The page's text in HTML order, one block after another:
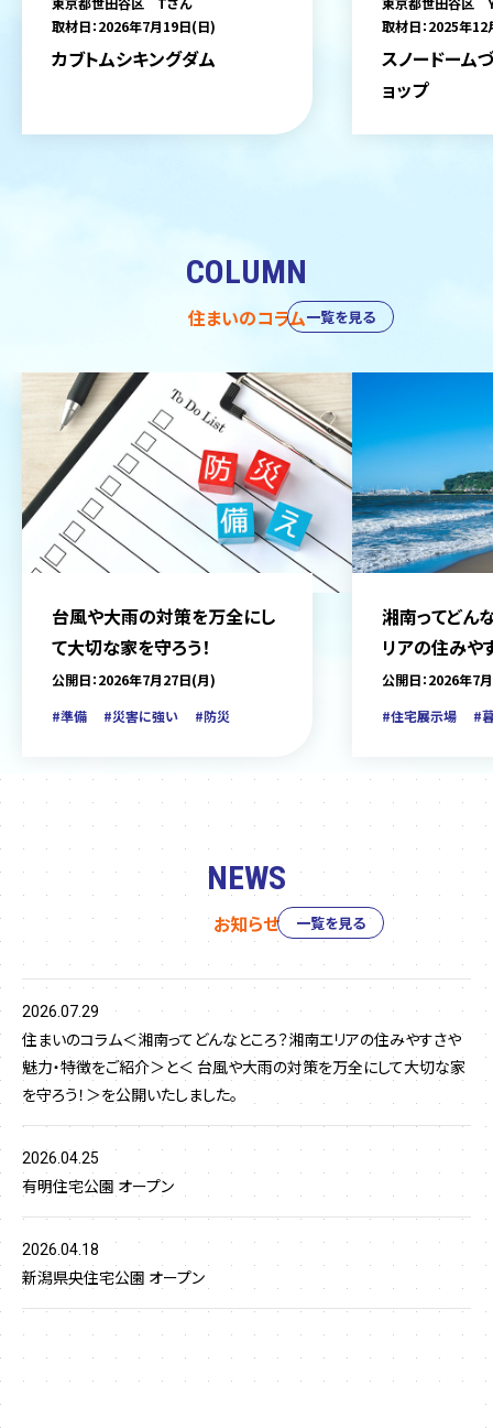
取材日：2026年7月19日(日)
カブトムシキングダム
取材日：2025年
スノードーム
ョップ
COLUMN
住まいのコラム
台風や大雨の対策を万全にし
て大切な家を守ろう！
公開日：2026年7月27日(月)
#準備
#災害に強い #防災
湘南ってどん
リアの住みや
をご紹介
公開日：2026年7
#住宅展示場
#
一覧を見る
NEWS
お知らせ
2026.07.29
住まいのコラム＜湘南ってどんなところ？湘南エリアの住みやすさや
魅力・特徴をご紹介＞と＜ 台風や大雨の対策を万全にして大切な家
を守ろう！＞を公開いたしました。
2026.04.25
有明住宅公園 オープン
2026.04.18
新潟県央住宅公園 オープン
一覧を見る